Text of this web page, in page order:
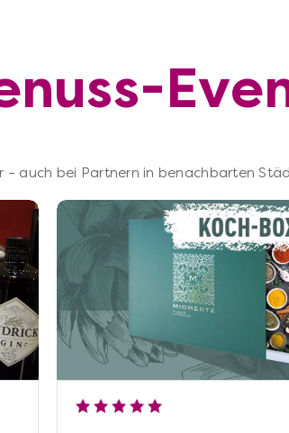
auch bei Partnern in benachbarten